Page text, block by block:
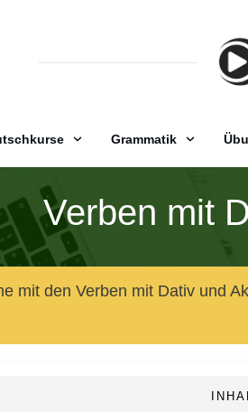
Grammatik
Verben mit
mit den Verben mit Dativ und